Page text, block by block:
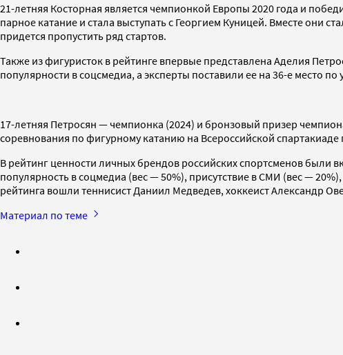
21-летняя Косторная является чемпионкой Европы 2020 года и
парное катание и стала выступать с Георгием Куницей. Вместе они
придется пропустить ряд стартов.
Также из фигуристок в рейтинге впервые представлена Аделия
популярности в соцсмедиа, а эксперты поставили ее на 36-е место
17-летняя Петросян — чемпионка (2024) и бронзовый призер
соревнования по фигурному катанию на Всероссийской
В рейтинг ценности личных брендов российских спортсменов
популярность в соцмедиа (вес — 50%), присутствие в СМИ (вес —
рейтинга вошли теннисист Даниил Медведев, хоккеист Александр
Материал по теме